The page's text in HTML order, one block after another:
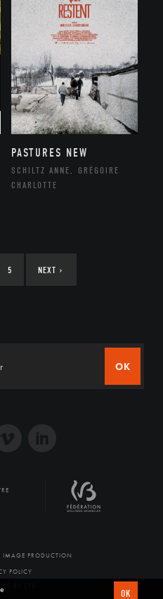
PASTURES NEW
SCHILTZ ANNE, GRÉGOIRE
CHARLOTTE
5 NEXT ›
OK
PRODUCTION
POLICY
BY SFD
OK